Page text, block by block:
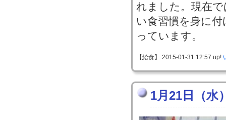
れました。現在
い食習慣を身に
っています。
【給食】 2015-01-31 12:57 up!
1月21日（水